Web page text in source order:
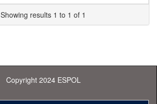
Showing results 1 to 1 of 1
Copyright 2024 ESPOL